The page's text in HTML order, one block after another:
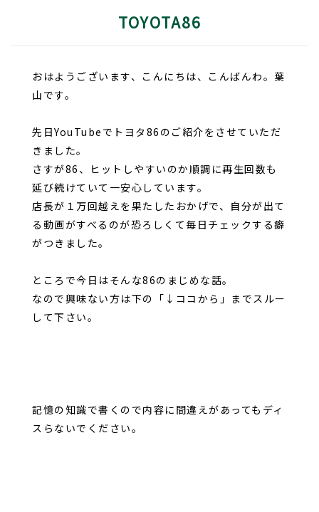
TOYOTA86
おはようございます、こんにちは、こんばんわ。葉
山です。
先日YouTubeでトヨタ86のご紹介をさせていただ
きました。
さすが86、ヒットしやすいのか順調に再生回数も
延び続けていて一安心しています。
店長が１万回越えを果たしたおかげで、自分が出て
る動画がすべるのが恐ろしくて毎日チェックする癖
がつきました。
ところで今日はそんな86のまじめな話。
なので興味ない方は下の「↓ココから」までスルー
して下さい。
記憶の知識で書くので内容に間違えがあってもディ
スらないでください。